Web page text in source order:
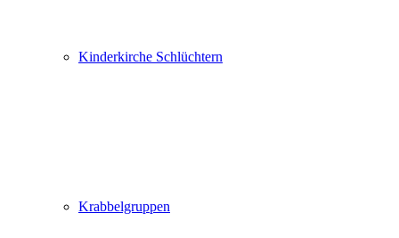
Kinderkirche Schlüchtern
Krabbelgruppen